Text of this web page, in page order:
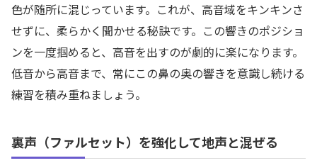
色が随所に混じっています。これが、高音域をキンキンさ
せずに、柔らかく聞かせる秘訣です。この響きのポジショ
ンを一度掴めると、高音を出すのが劇的に楽になります。
低音から高音まで、常にこの鼻の奥の響きを意識し続ける
練習を積み重ねましょう。
裏声（ファルセット）を強化して地声と混ぜる